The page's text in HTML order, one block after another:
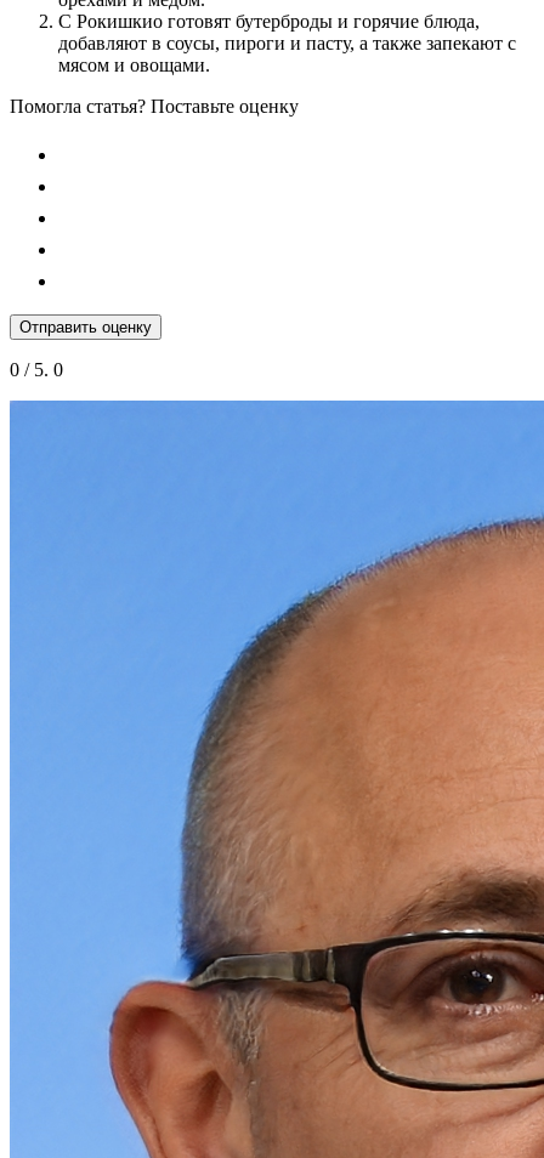
С Рокишкио готовят бутерброды и горячие блюда,
добавляют в соусы, пироги и пасту, а также запекают с
мясом и овощами.
Помогла статья? Поставьте оценку
Отправить оценку
0 / 5. 0